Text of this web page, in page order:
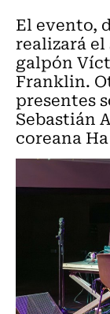
El evento,
realizará el
galpón
Franklin.
presentes
Sebastián
coreana